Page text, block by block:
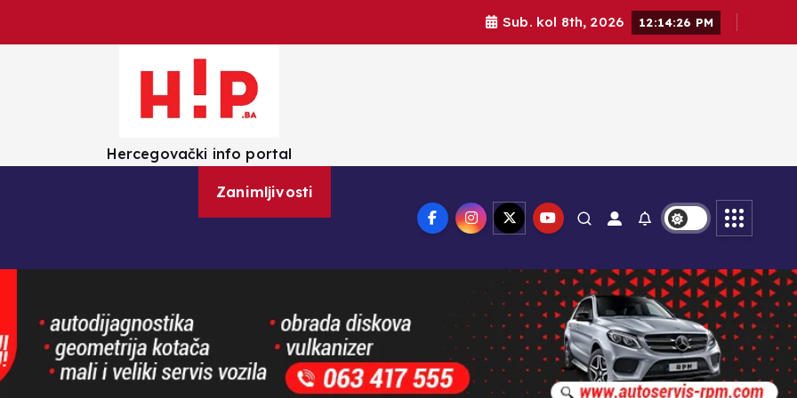
Sub. kol 8th, 2026 12:14:28 PM
Hercegovački info portal
Zanimljivosti